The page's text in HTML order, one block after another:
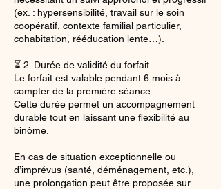
(ex. : hypersensibilité, travail sur le soin
coopératif, contexte familial particulier,
cohabitation, rééducation lente…).
⏳ 2. Durée de validité du forfait
Le forfait est valable pendant 6 mois à
compter de la première séance.
Cette durée permet un accompagnement
durable tout en laissant une flexibilité au
binôme.
En cas de situation exceptionnelle ou
d’imprévus (santé, déménagement, etc.),
une prolongation peut être proposée sur